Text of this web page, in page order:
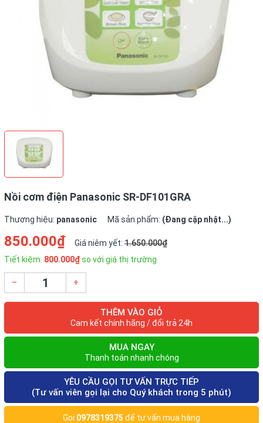
Nồi cơm điện Panasonic SR-DF101GRA
Thương hiệu: panasonic Mã sản phẩm: (Đang cập nhật...)
850.000₫ Giá niêm yết: 1.650.000₫
Tiết kiệm: 800.000₫so với giá thị trường
– +
THÊM VÀO GIỎ
Cam kết chính hãng / đổi trả 24h
MUA NGAY
Thanh toán nhanh chóng
YÊU CẦU GỌI TƯ VẤN TRỰC TIẾP
(Tư vấn viên gọi lại cho Quý khách trong 5 phút)
Gọi 0978319375 để tư vấn mua hàng